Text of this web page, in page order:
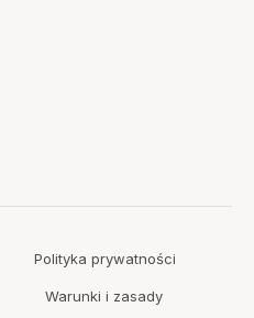
Polityka prywatności
Warunki i zasady